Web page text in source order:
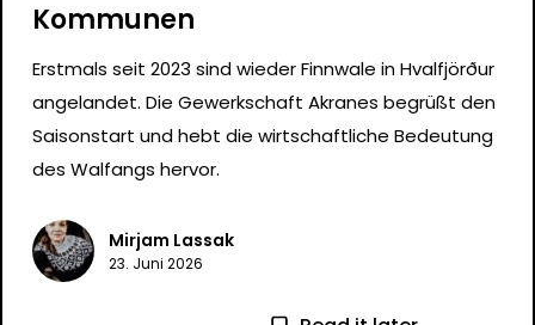
Kommunen
Erstmals seit 2023 sind wieder Finnwale in Hvalfjörður
angelandet. Die Gewerkschaft Akranes begrüßt den
Saisonstart und hebt die wirtschaftliche Bedeutung
des Walfangs hervor.
Mirjam Lassak
23. Juni 2026